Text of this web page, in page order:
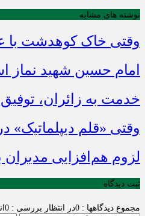
نوشته های مشابه
وقتی خاک کوهدشت با
امام حسین شهید نماز
خدمت به زائران،
وقتی «قلم دیپلماتیک»
لزوم هم‌افزایی
ثبت دیدگاه
مجموع دیدگاهها : 0 در انتظار بررسی : 0